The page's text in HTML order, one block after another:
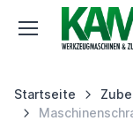
Startseite